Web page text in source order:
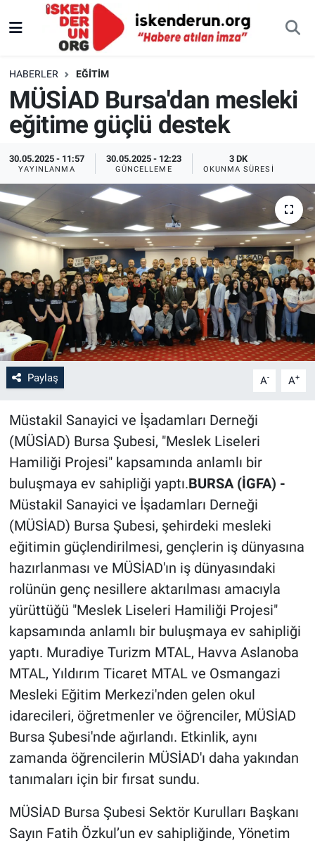
HABERLER EĞITIM
MÜSİAD Bursa'dan mesleki
eğitime güçlü destek
30.05.2025 - 11:57
YAYINLANMA
30.05.2025 - 12:23
GÜNCELLEME
3 DK
OKUNMA SÜRESI
Paylaş A- A+
Müstakil Sanayici ve İşadamları Derneği
(MÜSİAD) Bursa Şubesi, "Meslek Liseleri
Hamiliği Projesi" kapsamında anlamlı bir
buluşmaya ev sahipliği yaptı.BURSA (İGFA) -
Müstakil Sanayici ve İşadamları Derneği
(MÜSİAD) Bursa Şubesi, şehirdeki mesleki
eğitimin güçlendirilmesi, gençlerin iş dünyasına
hazırlanması ve MÜSİAD'ın iş dünyasındaki
rolünün genç nesillere aktarılması amacıyla
yürüttüğü "Meslek Liseleri Hamiliği Projesi"
kapsamında anlamlı bir buluşmaya ev sahipliği
yaptı. Muradiye Turizm MTAL, Havva Aslanoba
MTAL, Yıldırım Ticaret MTAL ve Osmangazi
Mesleki Eğitim Merkezi'nden gelen okul
idarecileri, öğretmenler ve öğrenciler, MÜSİAD
Bursa Şubesi'nde ağırlandı. Etkinlik, aynı
zamanda öğrencilerin MÜSİAD'ı daha yakından
tanımaları için bir fırsat sundu.
MÜSİAD Bursa Şubesi Sektör Kurulları Başkanı
Sayın Fatih Özkul’un ev sahipliğinde, Yönetim